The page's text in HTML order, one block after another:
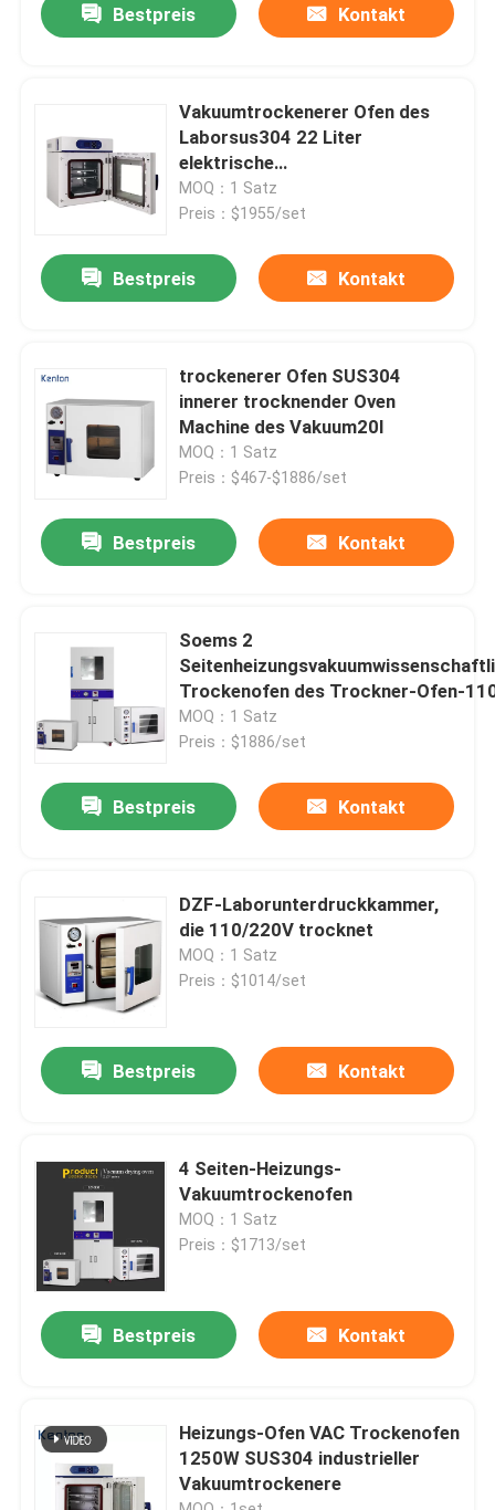
Produkte
Über uns
Fabrik Tour
Kontakt
Nachrichten
Alle Fälle
Labortrockenerer Ofen
Industrieller Trockenofen
Bestpreis Kontakt
Vakuumtrockenerer Ofen des
Laborsus304 22 Liter
elektrische
Heizungsvakuumheißluft-Ofen-
MOQ：1 Satz
Preis：$1955/set
Bestpreis Kontakt
trockenerer Ofen SUS304
innerer trocknender Oven
Machine des Vakuum20l
MOQ：1 Satz
Preis：$467-$1886/set
Bestpreis Kontakt
Soems 2
Trockenofen des Trockner-Ofen-
220V
MOQ：1 Satz
Preis：$1886/set
Bestpreis Kontakt
DZF-Laborunterdruckkammer,
die 110/220V trocknet
MOQ：1 Satz
Preis：$1014/set
Bestpreis Kontakt
4 Seiten-Heizungs-
Vakuumtrockenofen
MOQ：1 Satz
Preis：$1713/set
Bestpreis Kontakt
Heizungs-Ofen VAC Trockenofen
1250W SUS304 industrieller
Vakuumtrockenere